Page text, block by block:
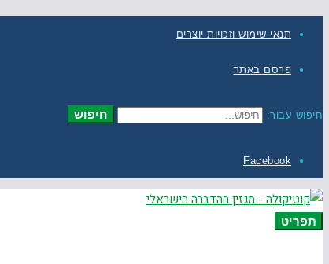
תנאי שימוש וזכויות יוצרים
פרסם באתר
חיפוש עבור: חיפוש
Facebook
תפריט